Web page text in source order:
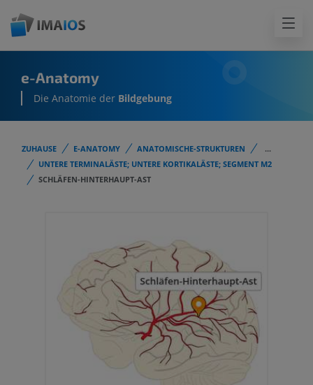
e-Anatomy
Die Anatomie der Bildgebung
ZUHAUSE E-ANATOMY ANATOMISCHE-STRUKTUREN
...
UNTERE TERMINALÄSTE; UNTERE KORTIKALÄSTE; SEGMENT M2
SCHLÄFEN-HINTERHAUPT-AST